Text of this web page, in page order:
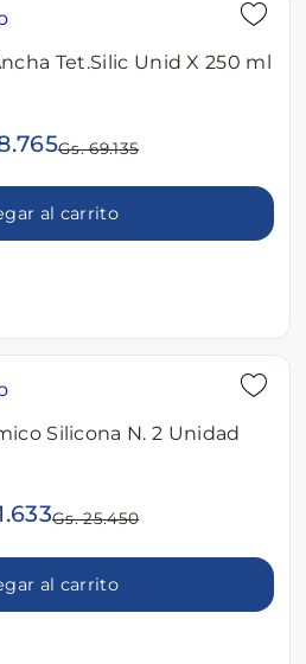
Tet.Silic Unid X 250 ml
Gs. 69.135
al carrito
Silicona N. 2 Unidad
Gs. 25.450
al carrito